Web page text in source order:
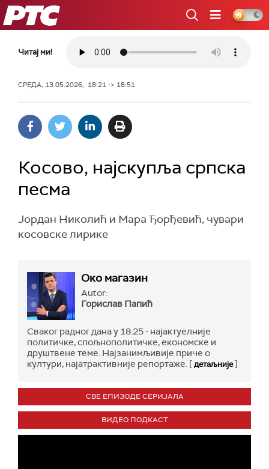
РТС
Читај ми!
СРЕДА, 13.05.2026, 18:21 -> 18:51
Косово, најскупља српска
песма
Јордан Николић и Мара Ђорђевић, чувари
косовске лирике
Око магазин
Autor:
Горислав Папић
Сваког радног дана у 18:25 - најактуелније
политичке, спољнополитичке, економске и
друштвене теме. Најзанимљивије приче о
култури, најатрактивније репортаже. [детаљније]
СВЕ ЕПИЗОДЕ СЕРИЈАЛА
ВИДЕО ПОДКАСТ